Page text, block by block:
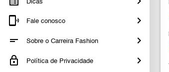
Dicas
Fale conosco
Sobre o Carreira Fashion
Política de Privacidade